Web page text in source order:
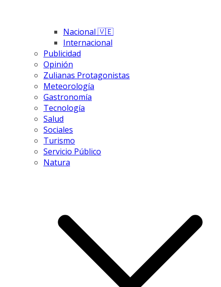
Nacional 🇻🇪
Internacional
Publicidad
Opinión
Zulianas Protagonistas
Meteorología
Gastronomía
Tecnología
Salud
Sociales
Turismo
Servicio Público
Natura